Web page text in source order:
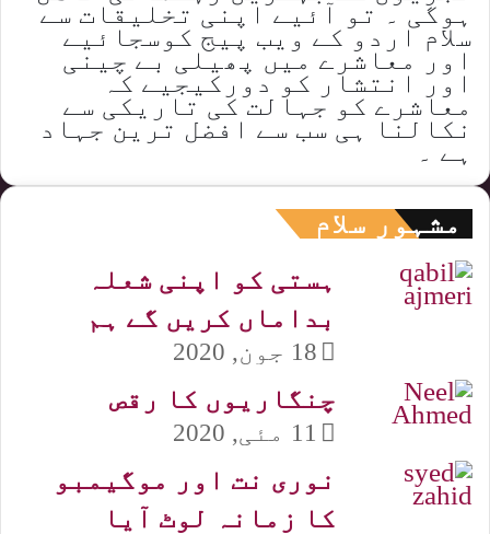
ہوگی ۔ تو آئیے اپنی تخلیقات سے
سلام اردو کے ویب پیج کوسجائیے
اور معاشرے میں پھیلی بے چینی
اور انتشار کو دورکیجیے کہ
معاشرے کو جہالت کی تاریکی سے
نکالنا ہی سب سے افضل ترین جہاد
ہے ۔
مشہور سلام
ہستی کو اپنی شعلہ
بداماں کریں گے ہم
18 جون, 2020
چنگاریوں کا رقص
11 مئی, 2020
نوری نت اور موگیمبو
کا زمانہ لوٹ آیا